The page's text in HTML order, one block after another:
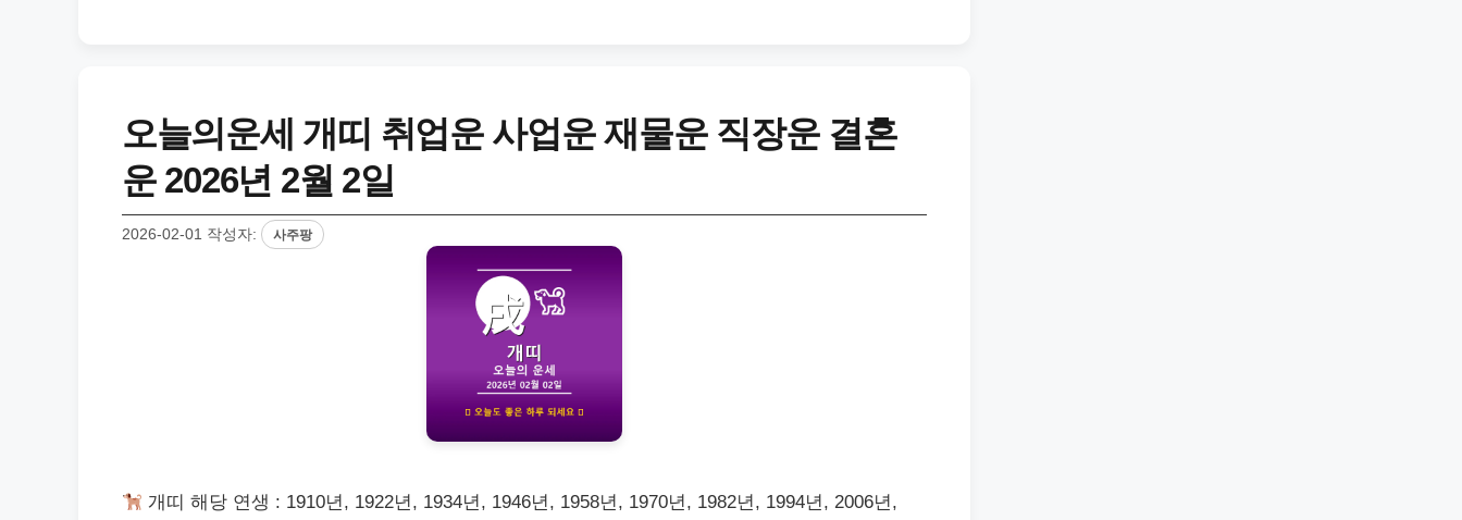
오늘의운세 개띠 취업운 사업운 재물운 직장운 결혼
운 2026년 2월 2일
2026-02-01 작성자: 사주팡
개띠 해당 연생 : 1910년, 1922년, 1934년, 1946년, 1958년, 1970년, 1982년, 1994년, 2006년,